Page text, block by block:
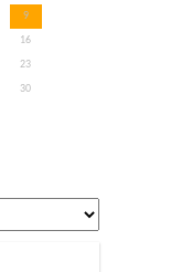
9
16
23
30